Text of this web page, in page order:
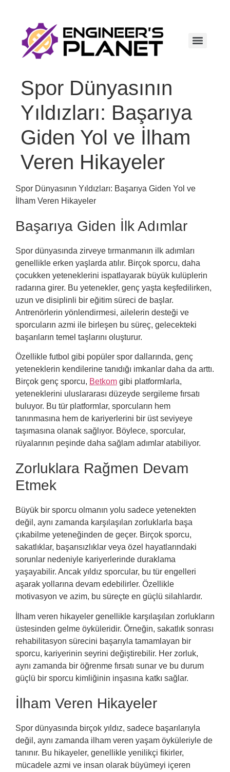
Spor Dünyasının
Yıldızları: Başarıya
Giden Yol ve İlham
Veren Hikayeler
Spor Dünyasının Yıldızları: Başarıya Giden Yol ve
İlham Veren Hikayeler
Başarıya Giden İlk Adımlar
Spor dünyasında zirveye tırmanmanın ilk adımları
genellikle erken yaşlarda atılır. Birçok sporcu, daha
çocukken yeteneklerini ispatlayarak büyük kulüplerin
radarına girer. Bu yetenekler, genç yaşta keşfedilirken,
uzun ve disiplinli bir eğitim süreci de başlar.
Antrenörlerin yönlendirmesi, ailelerin desteği ve
sporcuların azmi ile birleşen bu süreç, gelecekteki
başarıların temel taşlarını oluşturur.
Özellikle futbol gibi popüler spor dallarında, genç
yeteneklerin kendilerine tanıdığı imkanlar daha da arttı.
Birçok genç sporcu, Betkom gibi platformlarla,
yeteneklerini uluslararası düzeyde sergileme fırsatı
buluyor. Bu tür platformlar, sporcuların hem
tanınmasına hem de kariyerlerini bir üst seviyeye
taşımasına olanak sağlıyor. Böylece, sporcular,
rüyalarının peşinde daha sağlam adımlar atabiliyor.
Zorluklara Rağmen Devam
Etmek
Büyük bir sporcu olmanın yolu sadece yetenekten
değil, aynı zamanda karşılaşılan zorluklarla başa
çıkabilme yeteneğinden de geçer. Birçok sporcu,
sakatlıklar, başarısızlıklar veya özel hayatlarındaki
sorunlar nedeniyle kariyerlerinde duraklama
yaşayabilir. Ancak yıldız sporcular, bu tür engelleri
aşarak yollarına devam edebilirler. Özellikle
motivasyon ve azim, bu süreçte en güçlü silahlardır.
İlham veren hikayeler genellikle karşılaşılan zorlukların
üstesinden gelme öyküleridir. Örneğin, sakatlık sonrası
rehabilitasyon sürecini başarıyla tamamlayan bir
sporcu, kariyerinin seyrini değiştirebilir. Her zorluk,
aynı zamanda bir öğrenme fırsatı sunar ve bu durum
güçlü bir sporcu kimliğinin inşasına katkı sağlar.
İlham Veren Hikayeler
Spor dünyasında birçok yıldız, sadece başarılarıyla
değil, aynı zamanda ilham veren yaşam öyküleriyle de
tanınır. Bu hikayeler, genellikle yenilikçi fikirler,
mücadele azmi ve insan olarak büyümeyi içeren